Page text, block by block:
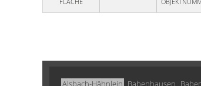
Alsbach-Hähnlein Babenhausen